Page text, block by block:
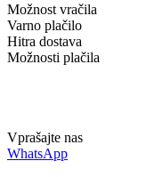
Možnost vračila
Varno plačilo
Hitra dostava
Možnosti plačila
Vprašajte nas
WhatsApp